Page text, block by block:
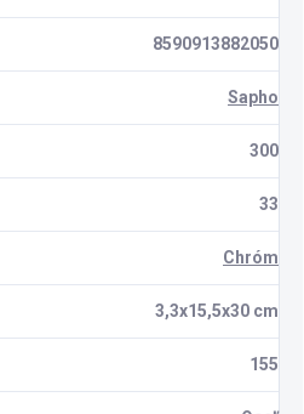
8590913882050
Sapho
300
33
Chróm
3,3x15,5x30 cm
155